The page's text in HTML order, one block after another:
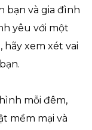
bạn và gia đình
yêu với một
hãy xem xét vai
mỗi đêm,
mềm mại và